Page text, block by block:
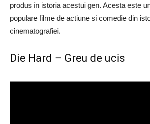
produs in istoria acestui gen. Acesta este
populare filme de actiune si comedie din
cinematografiei.
Die Hard – Greu de ucis